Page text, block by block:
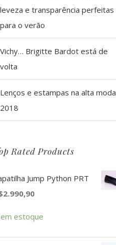
leveza e transparência perfeitas
para o verão
Vichy… Brigitte Bardot está de
volta
Lenços e estampas na alta moda
2018
Rated Products
Jump Python PRT
2.990,90
estoque